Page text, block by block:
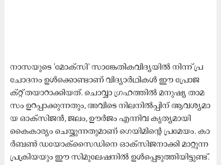
നാ​സ​യു​ടെ 'മോ​ക്സി' സാ​ങ്കേ​തി​ക​വി​ദ്യ​യി​ൽ നി​ന്ന് പ്ര​
ചോ​ദ​നം ഉ​ൾ​ക്കൊ​ണ്ടാ​ണ് വി​ദ്യാ​ർ​ഥി​ക​ൾ ഈ ​പ്രോ​ജ​
ക്റ്റ് ത​യാ​റാ​ക്കി​യ​ത്. ചൊ​വ്വാ ഗ്ര​ഹ​ത്തി​ൽ മ​നു​ഷ്യ താ​മ​
സം ഉ​റ​പ്പാ​ക്കു​ന്ന​തും, അ​വി​ടെ നി​ല​നി​ൽ​പ്പി​ന് ആ​വ​ശ്യ​മാ​
യ ഓ​ക്സി​ജ​ൻ, ജ​ലം, ഊ​ർ​ജം എ​ന്നി​വ കൃ​ത്യ​മാ​യി
കൈ​കാ​ര്യം ചെ​യ്യു​ന്ന​തു​മാ​ണ് ഗെ​യി​മി​ന്റെ പ്ര​മേ​യം. കാ​
ർ​ബ​ൺ ഡ​യോ​ക്സൈ​ഡി​നെ ഓ​ക്സി​ജ​നാ​ക്കി മാ​റ്റു​ന്ന
പ്ര​ക്രി​യ​യും ഈ ​സി​മു​ലേ​ഷ​നി​ൽ ഉ​ൾ​പ്പെ​ടു​ത്തി​യി​ട്ടു​ണ്ട്.